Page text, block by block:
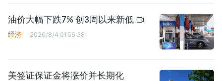
油价大幅下跌7% 创3周以来新低
经济 2026/8/4 01:56:38
美签证保证金将涨价并长期化